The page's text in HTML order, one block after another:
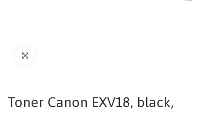
Toner Canon EXV18, black,